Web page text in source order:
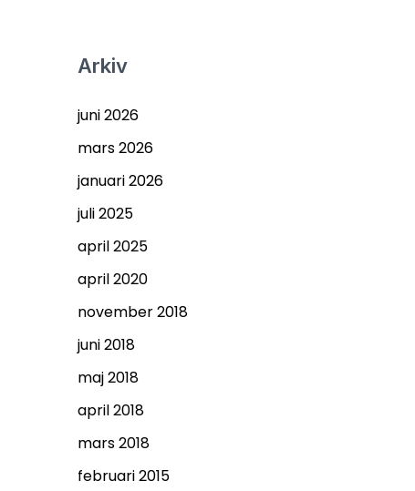
Arkiv
juni 2026
mars 2026
januari 2026
juli 2025
april 2025
april 2020
november 2018
juni 2018
maj 2018
april 2018
mars 2018
februari 2015